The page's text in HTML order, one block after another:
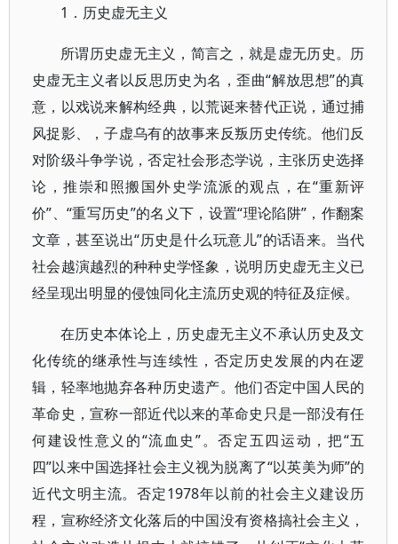
1．历史虚无主义
所谓历史虚无主义，简言之，就是虚无历史。历
史虚无主义者以反思历史为名，歪曲“解放思想”的真
意，以戏说来解构经典，以荒诞来替代正说，通过捕
风捉影、，子虚乌有的故事来反叛历史传统。他们反
对阶级斗争学说，否定社会形态学说，主张历史选择
论，推崇和照搬国外史学流派的观点，在“重新评
价”、“重写历史”的名义下，设置“理论陷阱”，作翻案
文章，甚至说出“历史是什么玩意儿”的话语来。当代
社会越演越烈的种种史学怪象，说明历史虚无主义已
经呈现出明显的侵蚀同化主流历史观的特征及症候。
在历史本体论上，历史虚无主义不承认历史及文
化传统的继承性与连续性，否定历史发展的内在逻
辑，轻率地抛弃各种历史遗产。他们否定中国人民的
革命史，宣称一部近代以来的革命史只是一部没有任
何建设性意义的“流血史”。否定五四运动，把“五
四”以来中国选择社会主义视为脱离了“以英美为师”的
近代文明主流。否定1978年以前的社会主义建设历
程，宣称经济文化落后的中国没有资格搞社会主义，